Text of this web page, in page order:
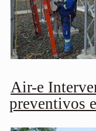
Air-e
preventivos